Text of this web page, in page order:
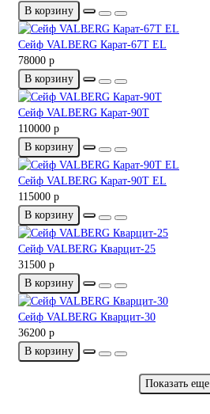
В корзину
Сейф VALBERG Карат-67T EL
78000 р
В корзину
Сейф VALBERG Карат-90T
110000 р
В корзину
Сейф VALBERG Карат-90T EL
115000 р
В корзину
Сейф VALBERG Кварцит-25
31500 р
В корзину
Сейф VALBERG Кварцит-30
36200 р
В корзину
Показать еще